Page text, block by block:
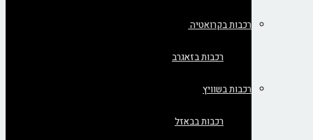
רכבות בקרואטיה
רכבות בזאגרב
רכבות בשוויץ
רכבות בבאזל